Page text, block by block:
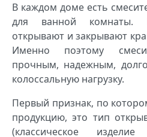
В каждом доме есть
для ванной комнаты.
открывают и закрывают
Именно поэтому
прочным, надежным,
колоссальную нагрузку.
Первый признак, по
продукцию, это тип
(классическое